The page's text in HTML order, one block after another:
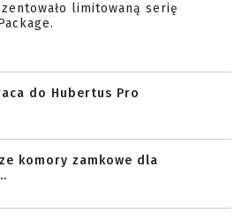
limitowaną serię
do Hubertus Pro
komory zamkowe dla